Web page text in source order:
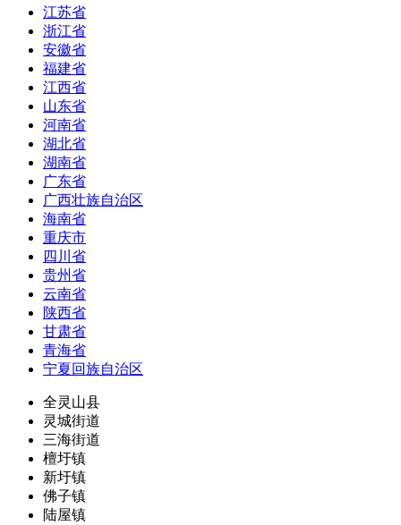
江苏省
浙江省
安徽省
福建省
江西省
山东省
河南省
湖北省
湖南省
广东省
广西壮族自治区
海南省
重庆市
四川省
贵州省
云南省
陕西省
甘肃省
青海省
宁夏回族自治区
全灵山县
灵城街道
三海街道
檀圩镇
新圩镇
佛子镇
陆屋镇